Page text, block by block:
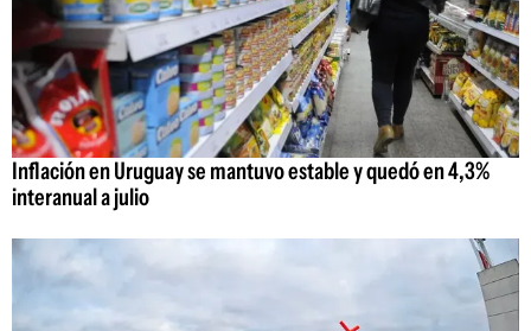
Inflación en Uruguay se mantuvo estable y quedó en 4,3%
interanual a julio